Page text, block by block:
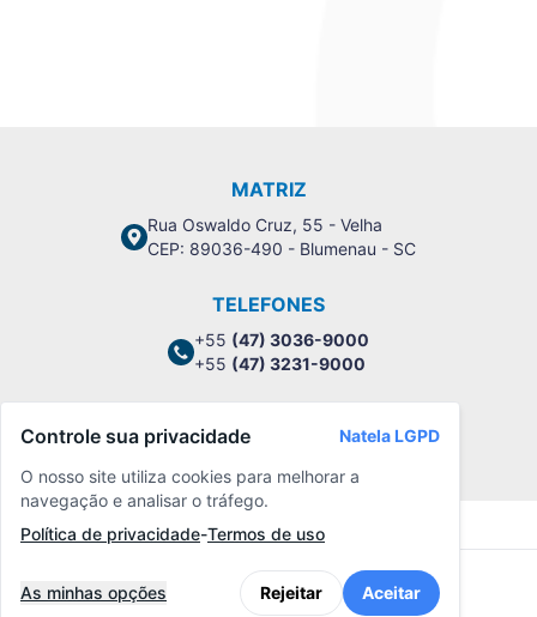
MATRIZ
Rua Oswaldo Cruz, 55 - Velha
CEP: 89036-490 - Blumenau - SC
TELEFONES
+55 (47) 3036-9000
+55 (47) 3231-9000
Política de Privacidade
Controle sua privacidade
Natela LGPD
O nosso site utiliza cookies para melhorar a
navegação e analisar o tráfego.
Política de privacidade-Termos de uso
As minhas opções Rejeitar Aceitar